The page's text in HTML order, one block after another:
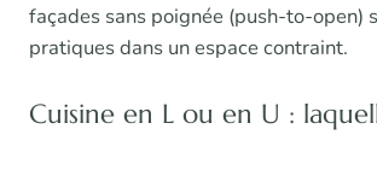
façades sans poignée (push-to-open)
pratiques dans un espace contraint.
Cuisine en L ou en U :